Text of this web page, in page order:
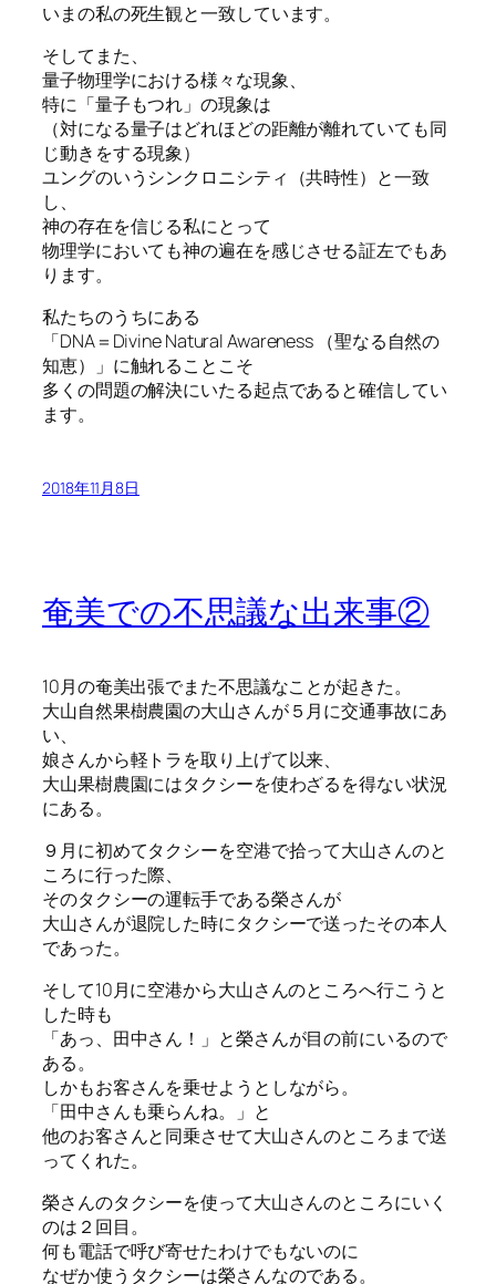
いまの私の死生観と一致しています。
そしてまた、
量子物理学における様々な現象、
特に「量子もつれ」の現象は
（対になる量子はどれほどの距離が離れていても同
じ動きをする現象）
ユングのいうシンクロニシティ（共時性）と一致
し、
神の存在を信じる私にとって
物理学においても神の遍在を感じさせる証左でもあ
ります。
私たちのうちにある
「DNA＝Divine Natural Awareness （聖なる自然の
知恵）」に触れることこそ
多くの問題の解決にいたる起点であると確信してい
ます。
2018年11月8日
奄美での不思議な出来事②
10月の奄美出張でまた不思議なことが起きた。
大山自然果樹農園の大山さんが５月に交通事故にあ
い、
娘さんから軽トラを取り上げて以来、
大山果樹農園にはタクシーを使わざるを得ない状況
にある。
９月に初めてタクシーを空港で拾って大山さんのと
ころに行った際、
そのタクシーの運転手である榮さんが
大山さんが退院した時にタクシーで送ったその本人
であった。
そして10月に空港から大山さんのところへ行こうと
した時も
「あっ、田中さん！」と榮さんが目の前にいるので
ある。
しかもお客さんを乗せようとしながら。
「田中さんも乗らんね。」と
他のお客さんと同乗させて大山さんのところまで送
ってくれた。
榮さんのタクシーを使って大山さんのところにいく
のは２回目。
何も電話で呼び寄せたわけでもないのに
なぜか使うタクシーは榮さんなのである。